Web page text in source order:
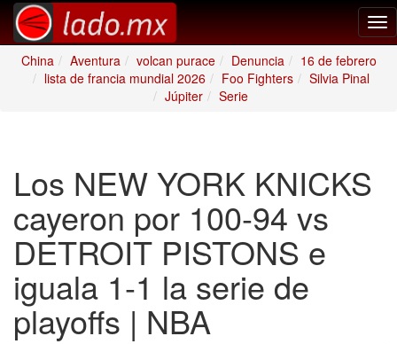
China
Aventura volcan purace Denuncia
16 de febrero
lista de francia mundial 2026
Foo Fighters
Silvia Pinal
Júpiter
Serie
Los NEW YORK KNICKS
cayeron por 100-94 vs
DETROIT PISTONS e
iguala 1-1 la serie de
playoffs | NBA